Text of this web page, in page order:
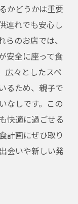
かどうかは重要
連れでも安心し
のお店では、
安全に座って食
広々としたスペ
るため、親子で
なしです。この
快適に過ごせる
計画にぜひ取り
会いや新しい発